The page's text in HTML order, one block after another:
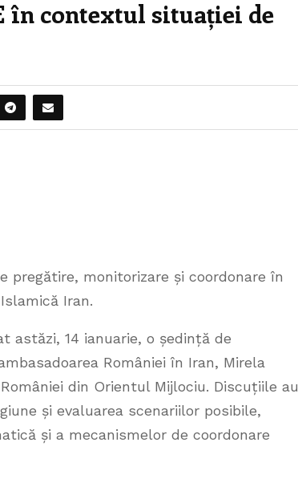
în contextul situației de
pregătire, monitorizare și coordonare în
Iran.
astăzi, 14 ianuarie, o ședință de
României în Iran, Mirela
din Orientul Mijlociu. Discuțiile au
și evaluarea scenariilor posibile,
și a mecanismelor de coordonare